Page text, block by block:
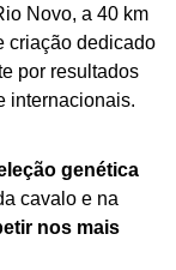
Novo, a 40 km
criação dedicado
por resultados
internacionais.
genética
cavalo e na
nos mais